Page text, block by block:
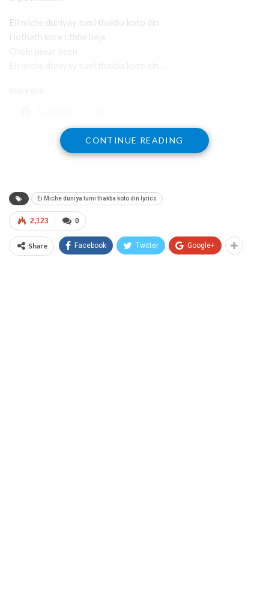
Eli miche duniyay tumi thakba koto din
Hothath kore uthbe beje
CONTINUE READING
Ei Miche duniya tumi thakba koto din lyrics
0
2,123
Share Facebook Twitter Google+